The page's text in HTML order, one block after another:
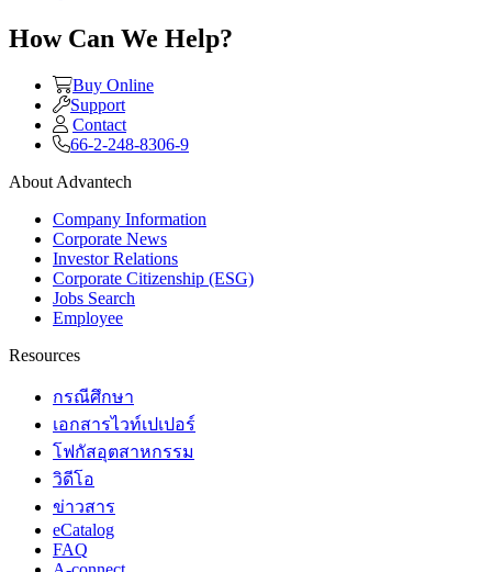
How Can We Help?
Buy Online
Support
Contact
66-2-248-8306-9
About Advantech
Company Information
Corporate News
Investor Relations
Corporate Citizenship (ESG)
Jobs Search
Employee
Resources
กรณีศึกษา
เอกสารไวท์เปเปอร์
โฟกัสอุตสาหกรรม
วิดีโอ
ข่าวสาร
eCatalog
FAQ